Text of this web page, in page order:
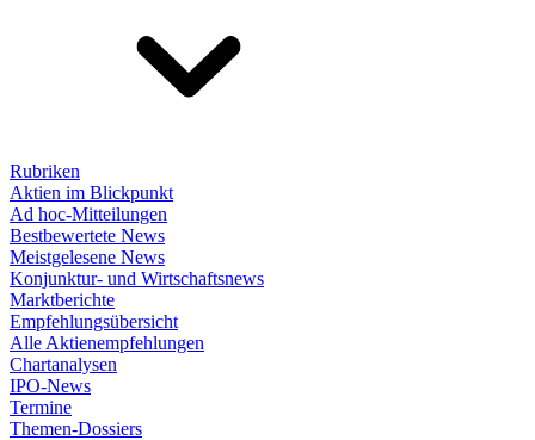
Rubriken
Aktien im Blickpunkt
Ad hoc-Mitteilungen
Bestbewertete News
Meistgelesene News
Konjunktur- und Wirtschaftsnews
Marktberichte
Empfehlungsübersicht
Alle Aktienempfehlungen
Chartanalysen
IPO-News
Termine
Themen-Dossiers